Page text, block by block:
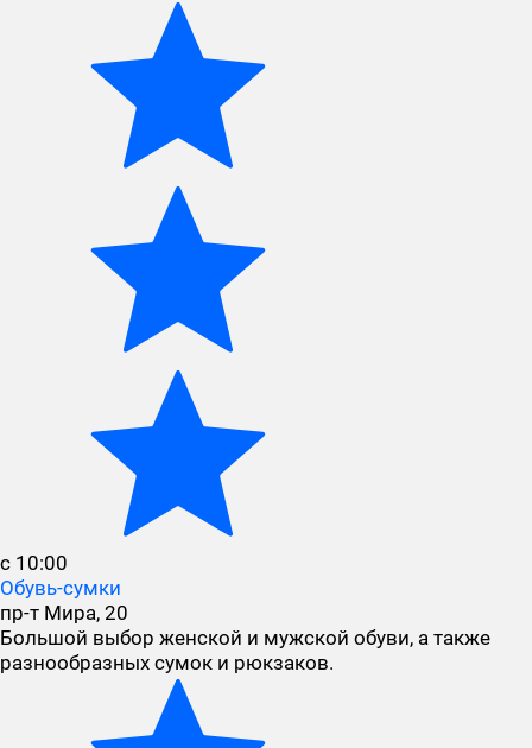
с 10:00
Обувь-сумки
пр-т Мира, 20
Большой выбор женской и мужской обуви, а также
разнообразных сумок и рюкзаков.